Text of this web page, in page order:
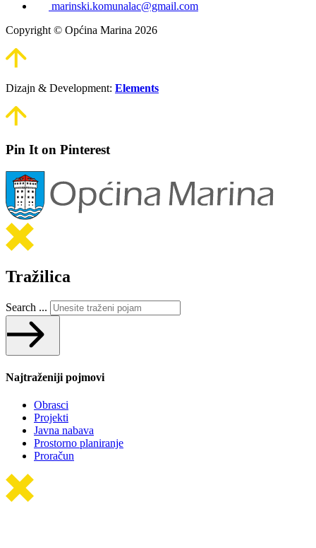
marinski.komunalac@gmail.com
Copyright © Općina Marina 2026
Dizajn & Development: Elements
Pin It on Pinterest
Tražilica
Search ...
Najtraženiji pojmovi
Obrasci
Projekti
Javna nabava
Prostorno planiranje
Proračun